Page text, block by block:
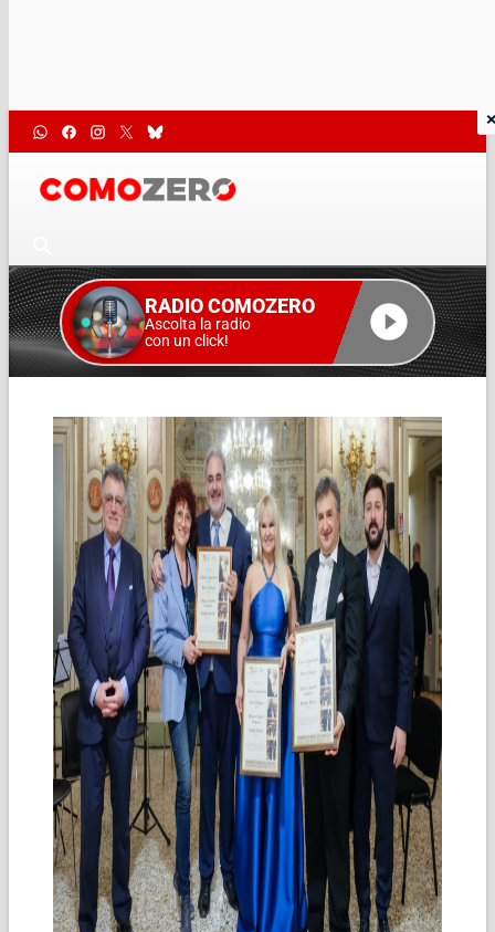
RADIO COMOZERO
Ascolta la radio
con un click!